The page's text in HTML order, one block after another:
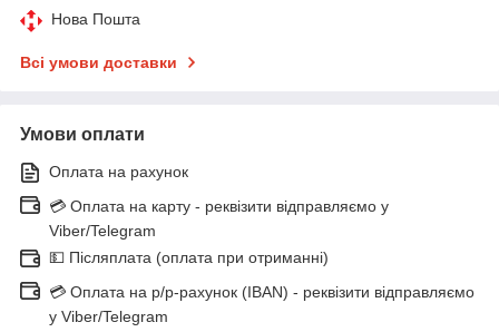
Нова Пошта
Всі умови доставки
Умови оплати
Оплата на рахунок
💳 Оплата на карту - реквізити відправляємо у
Viber/Telegram
💵 Післяплата (оплата при отриманні)
💳 Оплата на р/р-рахунок (IBAN) - реквізити відправляємо
у Viber/Telegram